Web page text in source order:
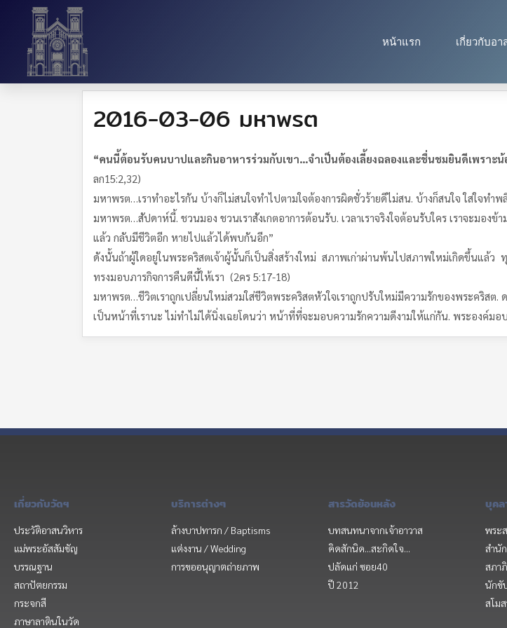
หน้าแรก เกี่ยวกับอา
2016-03-06 มหาพรต
“​คนนี้ต้อนรับคนบาปและกินอาหารร่วมกับเขา…​จำเป็นต้องเลี้ยงฉลองและชื่นชมยินดีเพราะน้
ลก15:2,32)
มหาพรต…เราทำอะไรกัน บ้างก็ไม่สนใจทำไปตามใจต้องการผิดชั่วร้ายดีไม่สน. บ้างก็สนใจ ใส่ใจท
มหาพรต…สัปดาห์นี้. ชวนมอง ชวนเราสังเกตอาการต้อนรับ. เวลาเราจริงใจต้อนรับใคร เราจะมอ
แล้ว กลับมีชีวิตอีก หายไปแล้วได้พบกันอีก”
ดังนั้นถ้า​ผู้ใด​อยู่​ใน​พระ​คริสต​เจ้าผู้​นั้น​ก็​เป็น​สิ่ง​สร้างใหม่ สภาพ​เก่า​ผ่าน​พ้น​ไปสภาพ​ใหม่​เกิดขึ้น​แล้ว
ทรง​มอบ​ภารกิจ​การ​คืน​ดี​นี้​ให้​เรา (2คร 5:17-18)
มหาพรต…ชีวิตเราถูกเปลี่ยนใหม่สวมใส่ชีวิตพระคริสตหัวใจเราถูกปรับใหม่มีความรักของพระคริสต.
เป็นหน้าที่เรานะ ไม่ทำไม่ได้นิ่งเฉยโดนว่า หน้าที่ที่จะมอบความรักความดีงามให้แก่กัน. พระองค์ม
เกี่ยวกับวัดฯ
ประวัติอาสนวิหาร
แม่พระอัสสัมชัญ
บรรณฐาน
สถาปัตยกรรม
กระจกสี
ภาษาลาตินในวัด
บริการต่างๆ
ล้างบาปทารก / Baptisms
แต่งงาน / Wedding
การขออนุญาตถ่ายภาพ
สารวัดย้อนหลัง
บทสนทนาจากเจ้าอาวาส
คิดสักนิด...สะกิดใจ...
ปลัดแก่ ซอย40
ปี 2012
บุค
พระ
สำนั
สภา
นักขั
สโม